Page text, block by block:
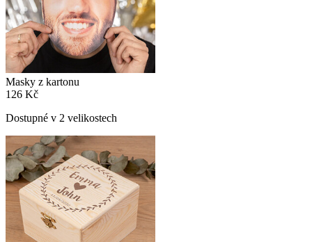
Masky z kartonu
126 Kč
Dostupné v 2 velikostech